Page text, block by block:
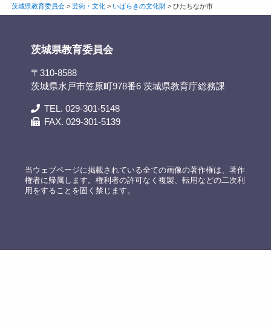
茨城県教育委員会> 芸術・文化> いばらきの文化財> ひたちなか市
茨城県教育委員会
〒310-8588
茨城県水戸市笠原町978番6 茨城県教育庁総務課
TEL. 029-301-5148
FAX. 029-301-5139
当ウェブページに掲載されている全ての画像の著作権は、著作
権者に帰属します。権利者の許可なく複製、転用などの二次利
用をすることを固く禁じます。